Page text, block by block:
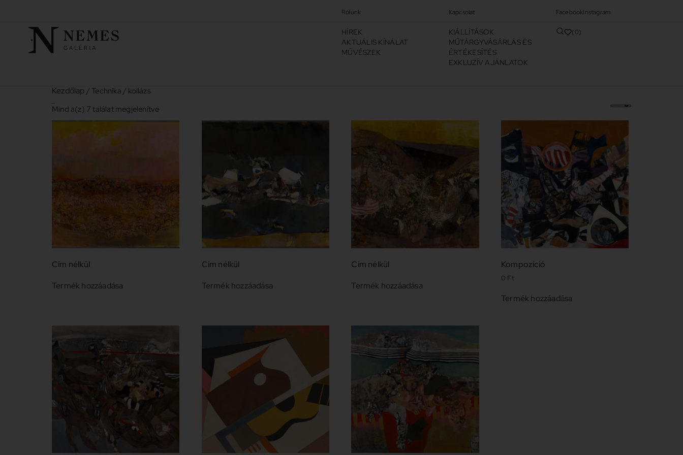
Rólunk Kapcsolat FacebookInstagram
HÍREK
AKTUÁLIS KÍNÁLAT
MŰVÉSZEK
KIÁLLÍTÁSOK
MŰTÁRGYVÁSÁRLÁS ÉS
ÉRTÉKESÍTÉS
EXKLUZÍV AJÁNLATOK
0
Kezdőlap / Technika / kollázs
Mind a(z) 7 találat megjelenítve
Cím nélkül
Termék hozzáadása
Cím nélkül
Termék hozzáadása
Cím nélkül
Termék hozzáadása
Kompozíció
0 Ft
Termék hozzáadása